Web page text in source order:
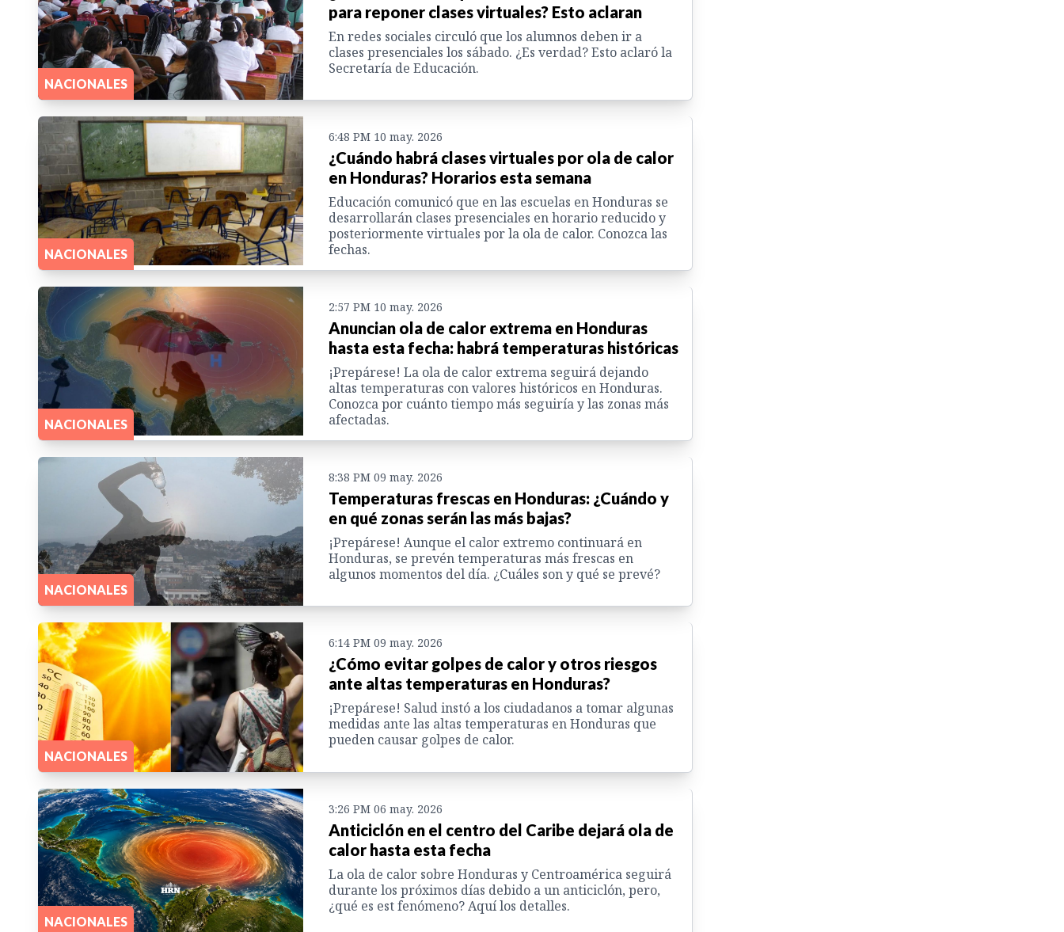
NACIONALES
para reponer clases virtuales? Esto aclaran
En redes sociales circuló que los alumnos deben ir a
clases presenciales los sábado. ¿Es verdad? Esto aclaró la
Secretaría de Educación.
NACIONALES
6:48 PM 10 may. 2026
¿Cuándo habrá clases virtuales por ola de calor
en Honduras? Horarios esta semana
Educación comunicó que en las escuelas en Honduras se
desarrollarán clases presenciales en horario reducido y
posteriormente virtuales por la ola de calor. Conozca las
fechas.
NACIONALES
2:57 PM 10 may. 2026
Anuncian ola de calor extrema en Honduras
hasta esta fecha: habrá temperaturas históricas
¡Prepárese! La ola de calor extrema seguirá dejando
altas temperaturas con valores históricos en Honduras.
Conozca por cuánto tiempo más seguiría y las zonas más
afectadas.
NACIONALES
8:38 PM 09 may. 2026
Temperaturas frescas en Honduras: ¿Cuándo y
en qué zonas serán las más bajas?
¡Prepárese! Aunque el calor extremo continuará en
Honduras, se prevén temperaturas más frescas en
algunos momentos del día. ¿Cuáles son y qué se prevé?
NACIONALES
6:14 PM 09 may. 2026
¿Cómo evitar golpes de calor y otros riesgos
ante altas temperaturas en Honduras?
¡Prepárese! Salud instó a los ciudadanos a tomar algunas
medidas ante las altas temperaturas en Honduras que
pueden causar golpes de calor.
NACIONALES
3:26 PM 06 may. 2026
Anticiclón en el centro del Caribe dejará ola de
calor hasta esta fecha
La ola de calor sobre Honduras y Centroamérica seguirá
durante los próximos días debido a un anticiclón, pero,
¿qué es est fenómeno? Aquí los detalles.